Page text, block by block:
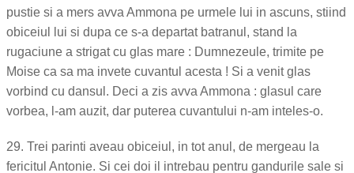
pustie si a mers avva Ammona pe urmele lui in ascuns, stiind
obiceiul lui si dupa ce s-a departat batranul, stand la
rugaciune a strigat cu glas mare : Dumnezeule, trimite pe
Moise ca sa ma invete cuvantul acesta ! Si a venit glas
vorbind cu dansul. Deci a zis avva Ammona : glasul care
vorbea, l-am auzit, dar puterea cuvantului n-am inteles-o.
29. Trei parinti aveau obiceiul, in tot anul, de mergeau la
fericitul Antonie. Si cei doi il intrebau pentru gandurile sale si